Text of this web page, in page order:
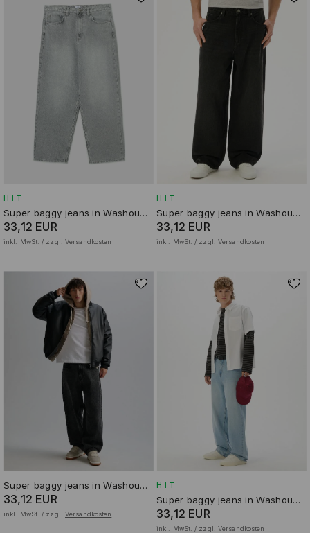
HIT
Super baggy jeans in Washout-Optik
33,12 EUR
inkl. MwSt. / zzgl. Versandkosten
HIT
Super baggy jeans in Washout-Optik
33,12 EUR
inkl. MwSt. / zzgl. Versandkosten
Super baggy jeans in Washout-Optik
33,12 EUR
inkl. MwSt. / zzgl. Versandkosten
HIT
Super baggy jeans in Washout-Optik
33,12 EUR
inkl. MwSt. / zzgl. Versandkosten